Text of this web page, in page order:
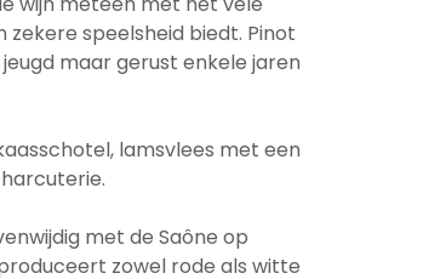
zekere speelsheid biedt. Pinot
maar gerust enkele jaren
lamsvlees met een
met de Saône op
zowel rode als witte